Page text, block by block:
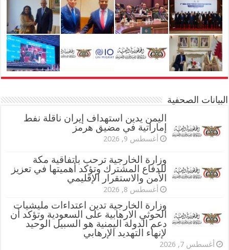
البيانات الصحفية
اليمن يدين استهداف إيران ناقلة نفط
إماراتية في مضيق هرمز
أغسطس 9, 2026
وزارة الخارجية ترحب باتفاقية مكة
للدفاع المشترك وتؤكد أهميتها في تعزيز
الأمن والاستقرار الإقليمي
أغسطس 8, 2026
وزارة الخارجية تدين اعتداءات مليشيات
الحوثي الارهابية على السعودية وتؤكد أن
دعم الدولة اليمنية هو السبيل الوحيد
لإنهاء التهديد الإرهابي
أغسطس 7, 2026